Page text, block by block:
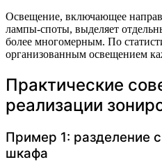
Освещение, включающее
лампы-споты, выделяет
более многомерным. По
организованным освещением
Практические
реализации
Пример 1: разделение
шкафа